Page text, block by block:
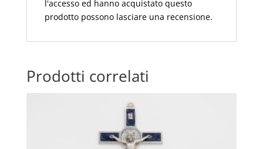
l'accesso ed hanno acquistato questo
prodotto possono lasciare una recensione.
Prodotti correlati